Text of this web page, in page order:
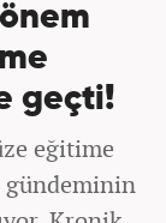
geçti!
eğitime
gündeminin